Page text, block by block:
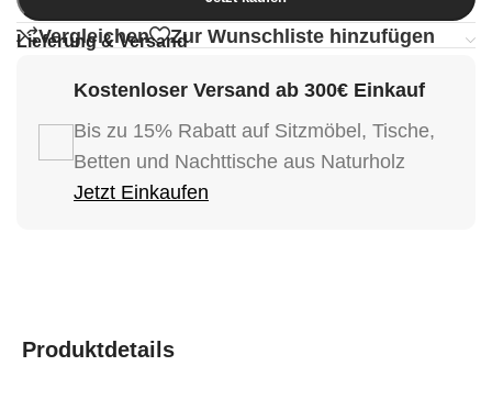
Vergleichen Zur Wunschliste hinzufügen
Lieferung & Versand
Kostenloser Versand ab 300€ Einkauf
Bis zu 15% Rabatt auf Sitzmöbel, Tische,
Betten und Nachttische aus Naturholz
Jetzt Einkaufen
Produktdetails